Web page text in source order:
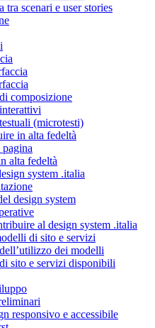
tra scenari e user stories
composizione
(microtesti)
in alta fedeltà
alta fedeltà
system .italia
design system
al design system .italia
di sito e servizi
dei modelli
sito e servizi disponibili
responsivo e accessibile